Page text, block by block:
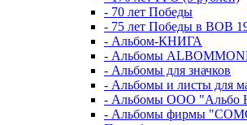
- 70 лет Победы
- 75 лет Победы в ВОВ
- Альбом-КНИГА
- Альбомы
- Альбомы для значков
- Альбомы и листы для
- Альбомы ООО "Альбо
- Альбомы фирмы